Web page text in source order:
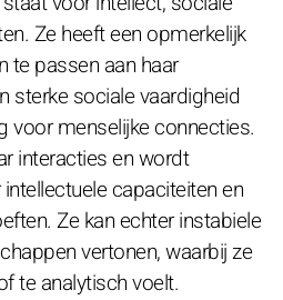
Ze heeft een opmerkelijk
te passen aan haar
sterke sociale vaardigheid
voor menselijke connecties.
interacties en wordt
capaciteiten en
Ze kan echter instabiele
vertonen, waarbij ze
te analytisch voelt.